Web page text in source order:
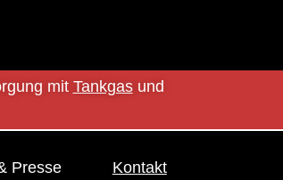
mit Tankgasund
Presse Kontakt